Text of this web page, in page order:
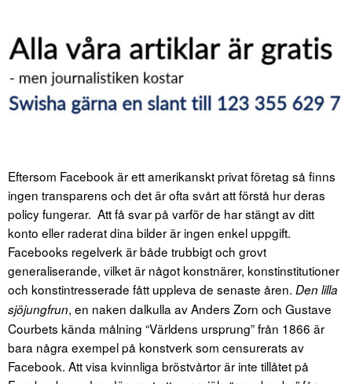
Eftersom Facebook är ett amerikanskt privat företag så finns
ingen transparens och det är ofta svårt att förstå hur deras
policy fungerar. Att få svar på varför de har stängt av ditt
konto eller raderat dina bilder är ingen enkel uppgift.
Facebooks regelverk är både trubbigt och grovt
generaliserande, vilket är något konstnärer, konstinstitutioner
och konstintresserade fått uppleva de senaste åren. Den lilla
sjöjungfrun, en naken dalkulla av Anders Zorn och Gustave
Courbets kända målning “Världens ursprung” från 1866 är
bara några exempel på konstverk som censurerats av
Facebook. Att visa kvinnliga bröstvårtor är inte tillåtet på